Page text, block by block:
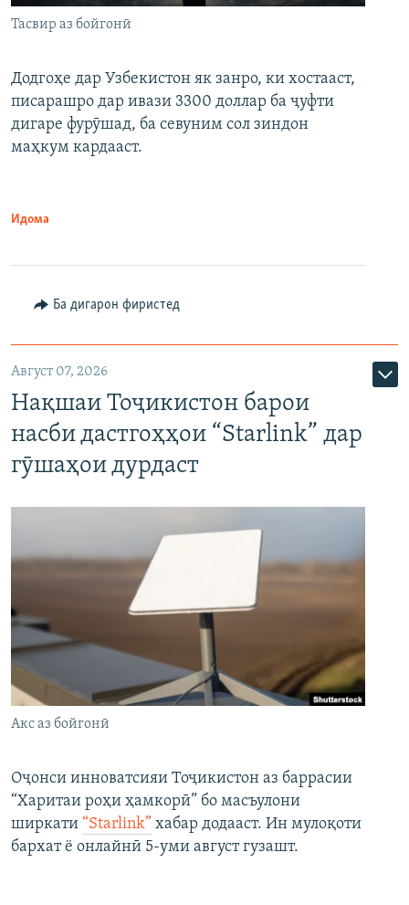
Тасвир аз бойгонӣ
Додгоҳе дар Узбекистон як занро, ки хостааст,
писарашро дар ивази 3300 доллар ба ҷуфти
дигаре фурӯшад, ба севуним сол зиндон
маҳкум кардааст.
Идома
Ба дигарон фиристед
Август 07, 2026
Нақшаи Тоҷикистон барои
насби дастгоҳҳои “Starlink” дар
гӯшаҳои дурдаст
Акс аз бойгонӣ
Оҷонси инноватсияи Тоҷикистон аз баррасии
“Харитаи роҳи ҳамкорӣ” бо масъулони
ширкати “Starlink” хабар додааст. Ин мулоқоти
бархат ё онлайнӣ 5-уми август гузашт.